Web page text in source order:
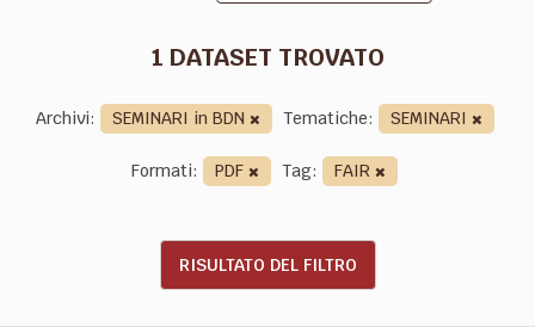
1 DATASET TROVATO
Archivi: SEMINARI in BDN Tematiche:
SEMINARI
Formati:
PDF Tag: FAIR
RISULTATO DEL FILTRO